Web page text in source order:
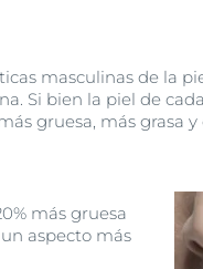
masculinas de la
Si bien la piel de
gruesa, más grasa
más gruesa
aspecto más